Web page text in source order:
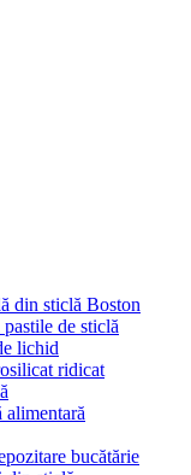
din sticlă Boston
de sticlă
lichid
ridicat
bucătărie